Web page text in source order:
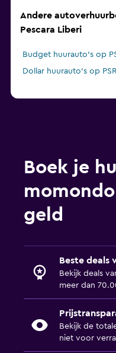
Andere
Pescara Liberi
Budget huurauto's op
Dollar huurauto's op
Boek je
geld
Beste deals
Bekijk deals
meer dan
Bekijk de
niet voor